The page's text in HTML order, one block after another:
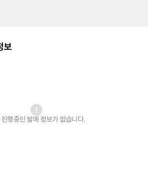
보
행중인 발매 정보가 없습니다.